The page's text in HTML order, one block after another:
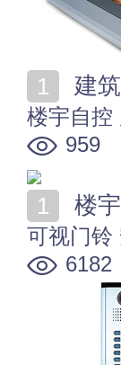
建
楼宇自控
959
楼
可视门铃
6182